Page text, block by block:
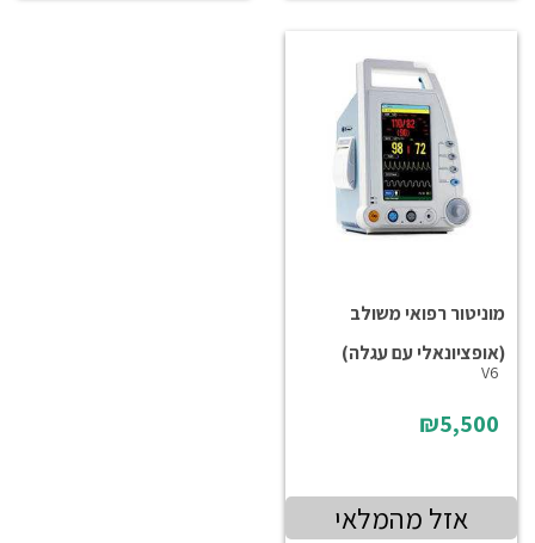
מוניטור רפואי משולב
(אופציונאלי עם עגלה)
V6
₪5,500
אזל מהמלאי